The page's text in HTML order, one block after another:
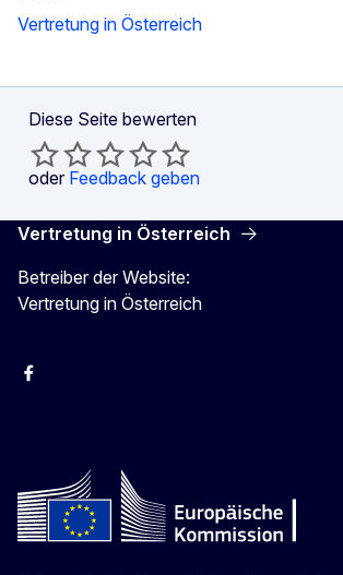
Vertretung in Österreich
Diese Seite bewerten
oder Feedback geben
Vertretung in Österreich
Betreiber der Website:
Vertretung in Österreich
Facebook